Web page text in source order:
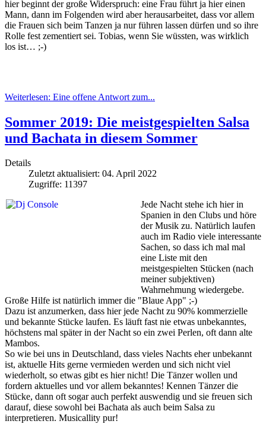
hier beginnt der große Widerspruch: eine Frau führt ja hier einen
Mann, dann im Folgenden wird aber herausarbeitet, dass vor allem
die Frauen sich beim Tanzen ja nur führen lassen dürfen und so ihre
Rolle fest zementiert sei. Tobias, wenn Sie wüssten, was wirklich
los ist… ;-)
Weiterlesen: Eine offene Antwort zum...
Sommer 2019: Die meistgespielten Salsa
und Bachata in diesem Sommer
Details
Zuletzt aktualisiert: 04. April 2022
Zugriffe: 11397
Jede Nacht stehe ich hier in
Spanien in den Clubs und höre
der Musik zu. Natürlich laufen
auch im Radio viele interessante
Sachen, so dass ich mal mal
eine Liste mit den
meistgespielten Stücken (nach
meiner subjektiven)
Wahrnehmung wiedergebe.
Große Hilfe ist natürlich immer die "Blaue App" ;-)
Dazu ist anzumerken, dass hier jede Nacht zu 90% kommerzielle
und bekannte Stücke laufen. Es läuft fast nie etwas unbekanntes,
höchstens mal später in der Nacht so ein zwei Perlen, oft dann alte
Mambos.
So wie bei uns in Deutschland, dass vieles Nachts eher unbekannt
ist, aktuelle Hits gerne vermieden werden und sich nicht viel
wiederholt, so etwas gibt es hier nicht! Die Tänzer wollen und
fordern aktuelles und vor allem bekanntes! Kennen Tänzer die
Stücke, dann oft sogar auch perfekt auswendig und sie freuen sich
darauf, diese sowohl bei Bachata als auch beim Salsa zu
interpretieren. Musicallity pur!